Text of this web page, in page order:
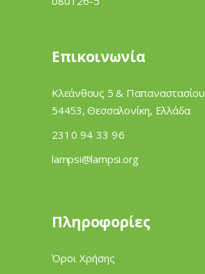
Επικοινωνία
Κλεάνθους 5 & Παπαναστασίου
54453, Θεσσαλονίκη, Ελλάδα
2310 94 33 96
lampsi@lampsi.org
Πληροφορίες
Όροι Χρήσης